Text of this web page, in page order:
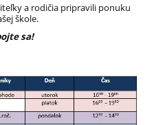
a rodičia pripravili ponuku
škole.
sa!